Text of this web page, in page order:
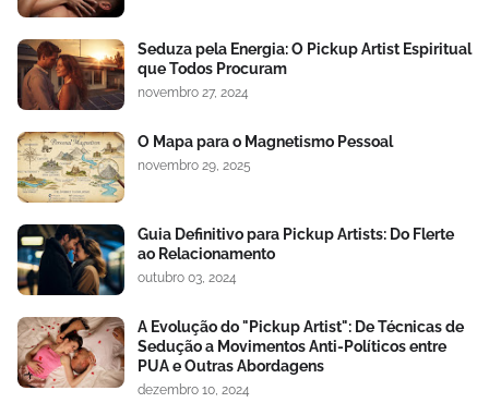
Seduza pela Energia: O Pickup Artist Espiritual
que Todos Procuram
novembro 27, 2024
O Mapa para o Magnetismo Pessoal
novembro 29, 2025
Guia Definitivo para Pickup Artists: Do Flerte
ao Relacionamento
outubro 03, 2024
A Evolução do "Pickup Artist": De Técnicas de
Sedução a Movimentos Anti-Políticos entre
PUA e Outras Abordagens
dezembro 10, 2024